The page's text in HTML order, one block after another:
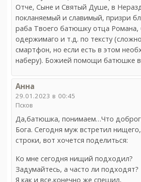
Отче, Сыне и Святый Душе, в
покланяемый и славимый, призри
раба Твоего батюшку отца Романа,
одержимаго и т.д. по тексту
смартфон, но если есть в этом
наберу). Божией помощи батюшке в
Анна
29.01.2023 в 00:45
Псков
Да,батюшка, понимаем…Что
Бога. Сегодня муж встретил
строки, вот хочется поделиться:
Ко мне сегодня нищий подходил?
Задумайтесь, а часто ли подходят?
Я как и все,конечно же спешил,